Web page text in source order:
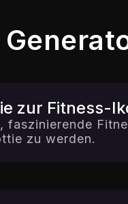
zur Fitness-
zu werden.